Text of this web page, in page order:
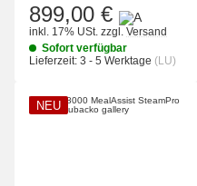
899,00 €
inkl. 17% USt. zzgl. Versand
Sofort verfügbar
Lieferzeit: 3 - 5 Werktage (LU)
NEU